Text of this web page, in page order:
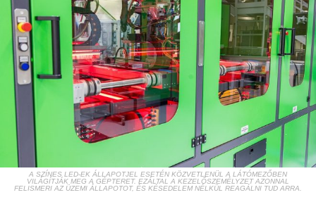
A SZÍNES LED-EK ÁLLAPOTJEL ESETÉN KÖZVETLENÜL A LÁTÓMEZŐBEN
VILÁGÍTJÁK MEG A GÉPTERET. EZÁLTAL A KEZELŐSZEMÉLYZET AZONNAL
FELISMERI AZ ÜZEMI ÁLLAPOTOT, ÉS KÉSEDELEM NÉLKÜL REAGÁLNI TUD ARRA.